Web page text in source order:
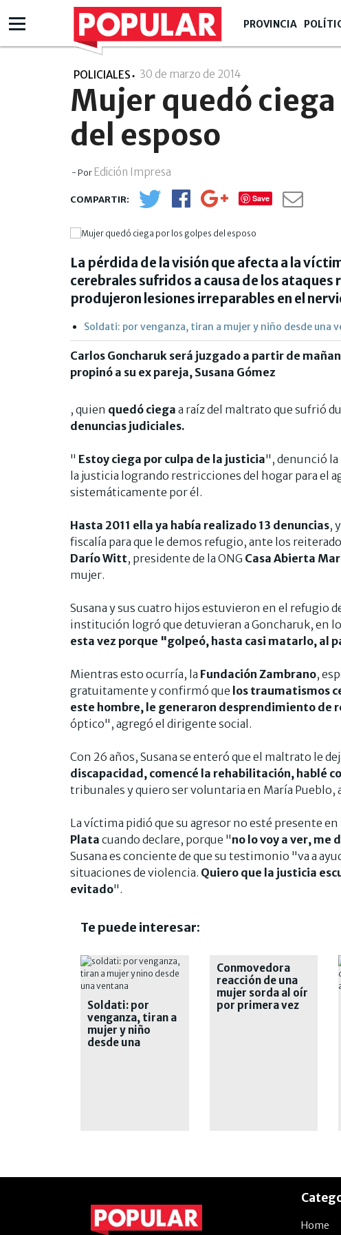
PROVINCIA
POLICIALES 30 de marzo de 2014
Mujer quedó
del esposo
- Por Edición Impresa
Save
La pérdida de la visión que afecta a la
cerebrales sufridos a causa de los ataques
produjeron lesiones irreparables en el
Soldati: por venganza, tiran a mujer y niño desde una
Carlos Goncharuk será juzgado a partir de
propinó a su ex pareja, Susana Gómez
, quien quedó ciega a raíz del maltrato que sufrió
denuncias judiciales.
" Estoy ciega por culpa de la justicia", denunció la
la justicia logrando restricciones del hogar para el
sistemáticamente por él.
Hasta 2011 ella ya había realizado 13 denuncias,
fiscalía para que le demos refugio, ante los
Darío Witt, presidente de la ONG Casa Abierta
mujer.
Susana y sus cuatro hijos estuvieron en el refugio
institución logró que detuvieran a Goncharuk, en
esta vez porque "golpeó, hasta casi matarlo, al
Mientras esto ocurría, la Fundación Zambrano,
gratuitamente y confirmó que los traumatismos
este hombre, le generaron desprendimiento de
óptico", agregó el dirigente social.
Con 26 años, Susana se enteró que el maltrato le
discapacidad, comencé la rehabilitación, hablé
tribunales y quiero ser voluntaria en María Pueblo,
La víctima pidió que su agresor no esté presente en
Plata cuando declare, porque "no lo voy a ver, me
Susana es conciente de que su testimonio "va a
situaciones de violencia. Quiero que la justicia
evitado".
Te puede interesar:
Soldati: por
venganza, tiran a
mujer y niño
desde una
Conmovedora
reacción de una
mujer sorda al oír
por primera vez
Home